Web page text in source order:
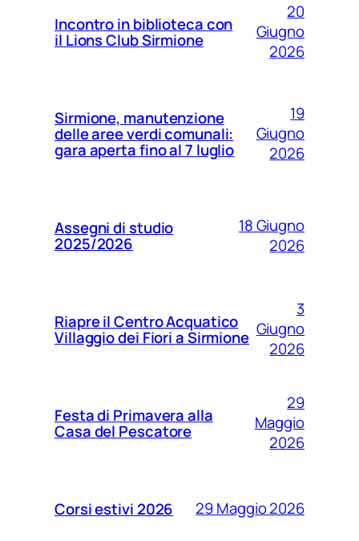
Incontro in biblioteca con
il Lions Club Sirmione
20
Giugno
2026
Sirmione, manutenzione
delle aree verdi comunali:
gara aperta fino al 7 luglio
19
Giugno
2026
Assegni di studio
2025/2026
18 Giugno
2026
Riapre il Centro Acquatico
Villaggio dei Fiori a Sirmione
3
Giugno
2026
Festa di Primavera alla
Casa del Pescatore
29
Maggio
2026
Corsi estivi 2026 29 Maggio 2026